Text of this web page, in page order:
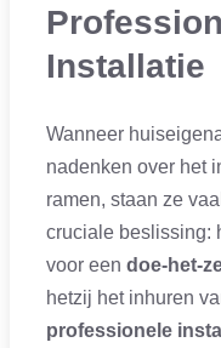
Installatie
Wanneer
nadenken over het
ramen, staan ze
cruciale beslissing:
voor een doe-het-
hetzij het inhuren
professionele